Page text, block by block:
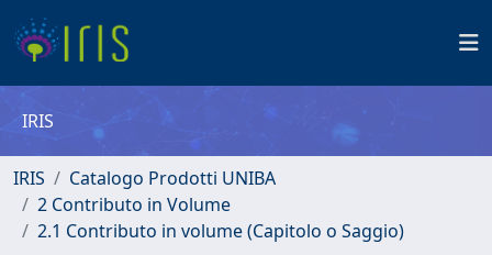
IRIS
IRIS
Catalogo Prodotti UNIBA
2 Contributo in Volume
2.1 Contributo in volume (Capitolo o Saggio)